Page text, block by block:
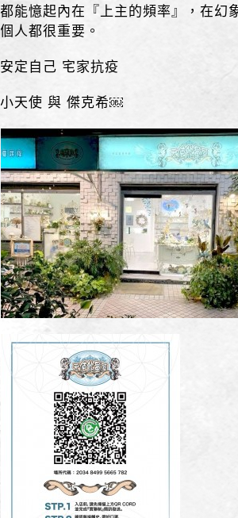
都能憶起內在『上主的頻率』，在幻
個人都很重要。
安定自己 宅家抗疫
小天使 與 傑克希￼